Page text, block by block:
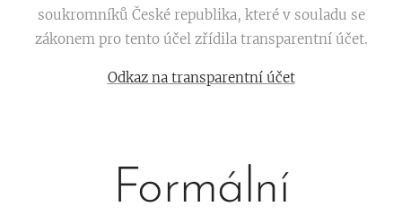
soukromníků České republika, které v souladu se
zákonem pro tento účel zřídila transparentní účet.
Odkaz na transparentní účet
Formální